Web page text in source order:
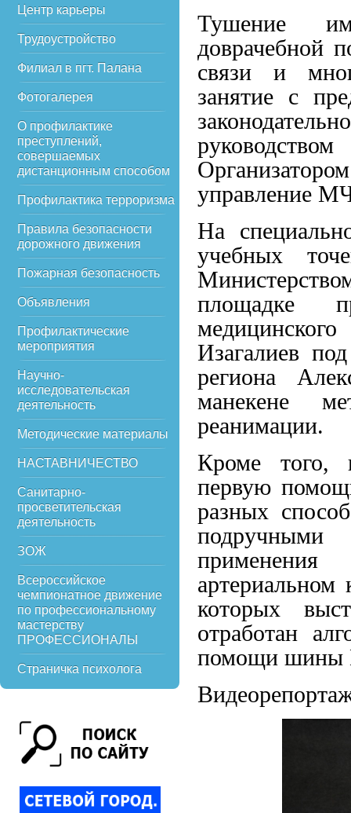
Центр карьеры
Трудоустройство
Филиал в пгт. Палана
Фотогалерея
О профилактике
преступлений,
совершаемых
дистанционным способом
Профилактика терроризма
Правила безопасности
дорожного движения
Пожарная безопасность
Объявления
Профилактические
мероприятия
Научно-
исследовательская
деятельность
Методические материалы
НАСТАВНИЧЕСТВО
Санитарно-
просветительская
деятельность
ЗОЖ
Всероссийское
чемпионатное движение
по профессиональному
мастерству
ПРОФЕССИОНАЛЫ
Страничка психолога
Тушение
доврачебной
связи и
занятие с
управление
На
учебных
площадке
Изагалиев
региона
манекене
реанимации.
Кроме того,
первую
разных
применения
артериальном
которых
отработан
помощи шины